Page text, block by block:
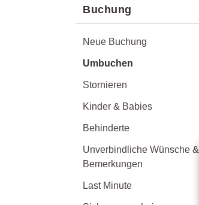
Buchung
Neue Buchung
Umbuchen
Stornieren
Kinder & Babies
Behinderte
Unverbindliche Wünsche &
Bemerkungen
Last Minute